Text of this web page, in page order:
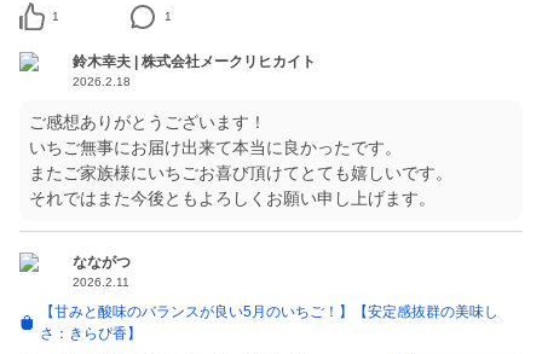
1 1
鈴木幸夫 | 株式会社メークリヒカイト
2026.2.18
ご感想ありがとうございます！
いちご無事にお届け出来て本当に良かったです。
またご家族様にいちごお喜び頂けてとても嬉しいです。
それではまた今後ともよろしくお願い申し上げます。
なながつ
2026.2.11
【甘みと酸味のバランスが良い5月のいちご！】【安定感抜群の美味し
さ：きらぴ香】